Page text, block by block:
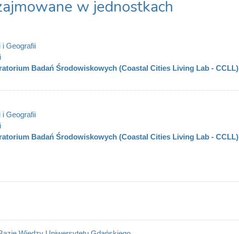
w jednostkach
i Geografii
Badań Środowiskowych (Coastal Cities Living Lab - CCLL)
i Geografii
Badań Środowiskowych (Coastal Cities Living Lab - CCLL)